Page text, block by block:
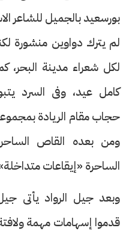
بورسعيد بالجميل للشاعر
لم يترك دواوين منشورة
لكل شعراء مدينة البحر،
كامل عيد، وفى السرد
حجاب مقام الريادة
ومن بعده القاص
الساحرة «إيقاعات
وبعد جيل الرواد يأتى
قدموا إسهامات مهمة